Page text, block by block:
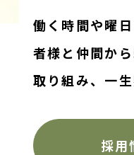
働く時間や曜
者様と仲間か
取り組み、 一
採用